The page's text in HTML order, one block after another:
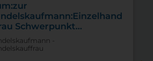
Schwerpunkt
-